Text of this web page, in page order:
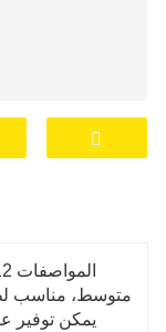
متوسط، مناسب
يمكن توفير